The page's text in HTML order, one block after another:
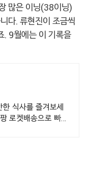
많은 이닝(38이닝)
다. 류현진이 조금씩
. 9월에는 이 기록을
식사를 즐겨보세
로켓배송으로 빠르